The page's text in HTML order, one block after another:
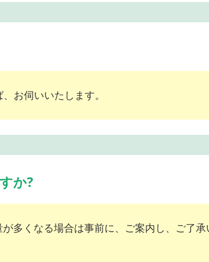
お伺いいたします。
か?
多くなる場合は事前に、ご案内し、ご了